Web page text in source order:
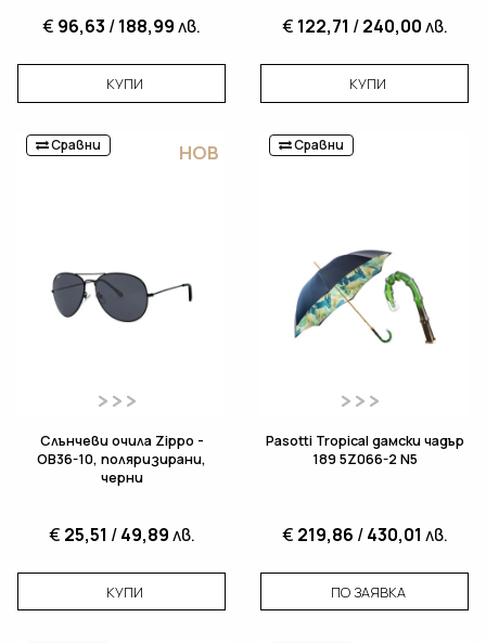
€ 96,63 /188,99лв.
КУПИ
€ 122,71 /240,00лв.
КУПИ
Сравни НОВ
Слънчеви очила Zippo -
OB36-10, поляризирани,
черни
€ 25,51 /49,89лв.
КУПИ
Сравни
Pasotti Tropical дамски чадър
189 5Z066-2 N5
€ 219,86 /430,01 лв.
ПО ЗАЯВКА